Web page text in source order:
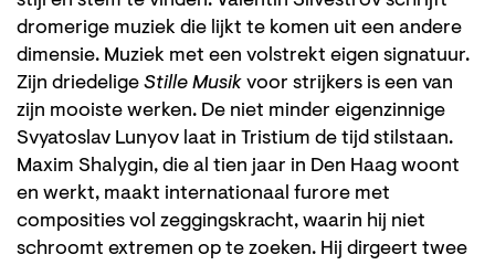
dromerige muziek die lijkt te komen uit een andere
dimensie. Muziek met een volstrekt eigen signatuur.
Zijn driedelige Stille Musik voor strijkers is een van
zijn mooiste werken. De niet minder eigenzinnige
Svyatoslav Lunyov laat in Tristium de tijd stilstaan.
Maxim Shalygin, die al tien jaar in Den Haag woont
en werkt, maakt internationaal furore met
composities vol zeggingskracht, waarin hij niet
schroomt extremen op te zoeken. Hij dirgeert twee